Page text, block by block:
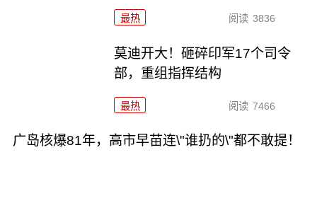
最热 阅读 3836
莫迪开大！砸碎印军17个司令
部，重组指挥结构
最热 阅读 7466
广岛核爆81年，高市早苗连\"谁扔的\"都不敢提！